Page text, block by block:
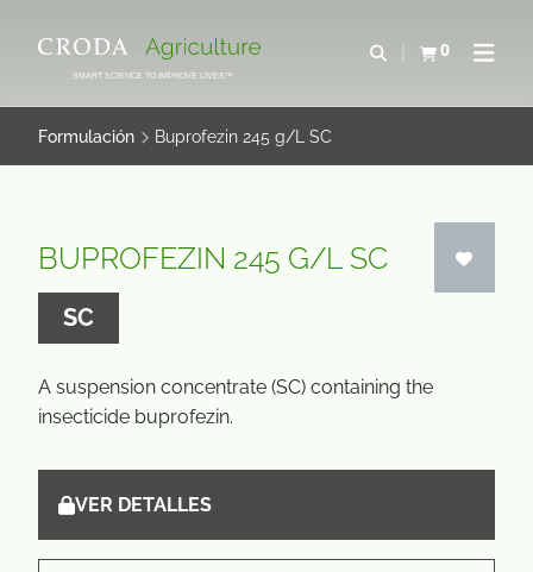
CONTENIDOSMART SCIENCE TO IMPROVE LIVES™
Abrir0
Ver carritoAbrir
Formulación Buprofezin 245 g/L SC
BUPROFEZIN 245 G/L SC
SC
A suspension concentrate (SC) containing the
insecticide buprofezin.
VER DETALLES